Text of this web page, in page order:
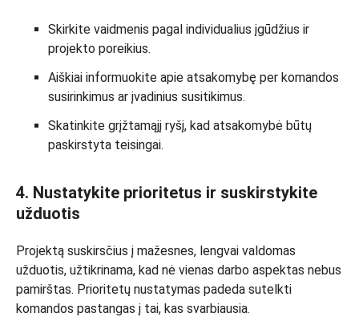
Skirkite vaidmenis pagal individualius įgūdžius ir
projekto poreikius.
Aiškiai informuokite apie atsakomybę per komandos
susirinkimus ar įvadinius susitikimus.
Skatinkite grįžtamąjį ryšį, kad atsakomybė būtų
paskirstyta teisingai.
4. Nustatykite prioritetus ir suskirstykite
užduotis
Projektą suskirsčius į mažesnes, lengvai valdomas
užduotis, užtikrinama, kad nė vienas darbo aspektas nebus
pamirštas. Prioritetų nustatymas padeda sutelkti
komandos pastangas į tai, kas svarbiausia.